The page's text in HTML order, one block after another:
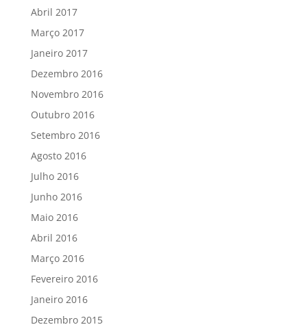
Abril 2017
Março 2017
Janeiro 2017
Dezembro 2016
Novembro 2016
Outubro 2016
Setembro 2016
Agosto 2016
Julho 2016
Junho 2016
Maio 2016
Abril 2016
Março 2016
Fevereiro 2016
Janeiro 2016
Dezembro 2015